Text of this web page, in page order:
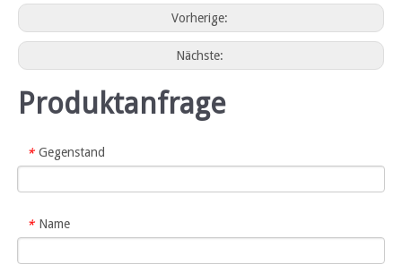
Vorherige:
Nächste:
Produktanfrage
* Gegenstand
* Name